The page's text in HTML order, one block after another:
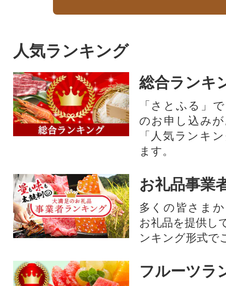
人気ランキング
総合ランキ
「さとふる」
のお申し込み
「人気ランキ
ます。
お礼品事業
多くの皆さま
お礼品を提供し
ンキング形式で
フルーツラ